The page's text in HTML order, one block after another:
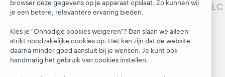
Respect en
Saamhorighei
Financieel
Ons bestuur
Leren
Research
WebJunction
Evenementen
Blogs
Next-blog
Blog 'Hanging
Together'
President's
Volg OCLC
browser deze gegevens op je apparaat opslaat. Zo kunnen wij
je een betere, relevantere ervaring bieden.
Kies je "Onnodige cookies weigeren"? Dan slaan we alleen
strikt noodzakelijke cookies op. Het kan zijn dat de website
daarna minder goed aansluit bij je wensen. Je kunt ook
handmatig het gebruik van cookies instellen.